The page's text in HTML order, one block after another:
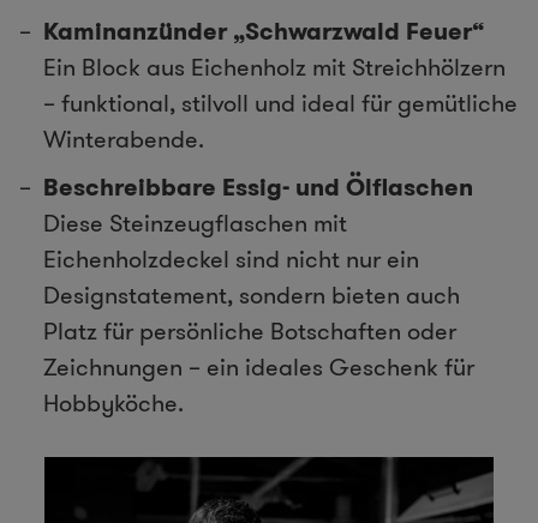
Kaminanzünder „Schwarzwald Feuer“
Ein Block aus Eichenholz mit Streichhölzern
– funktional, stilvoll und ideal für gemütliche
Winterabende.
Beschreibbare Essig- und Ölflaschen
Diese Steinzeugflaschen mit
Eichenholzdeckel sind nicht nur ein
Designstatement, sondern bieten auch
Platz für persönliche Botschaften oder
Zeichnungen – ein ideales Geschenk für
Hobbyköche.